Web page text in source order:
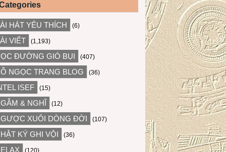
HÁT YÊU THÍCH (6)
VIẾT (1,193)
ĐƯỜNG GIÓ BỤI (407)
NGỌC TRANG BLOG (36)
ISEF (15)
& NGHĨ (12)
XUÔI DÒNG ĐỜI (107)
KÝ GHI VỘI (36)
(120)